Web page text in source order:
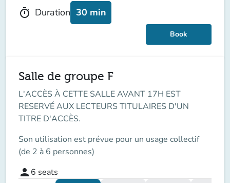
timer Duration 30 min
Book
Salle de groupe F
L'ACCÈS À CETTE SALLE AVANT 17H EST
RESERVÉ AUX LECTEURS TITULAIRES D'UN
TITRE D'ACCÈS.
Son utilisation est prévue pour un usage collectif
(de 2 à 6 personnes)
person 6 seats